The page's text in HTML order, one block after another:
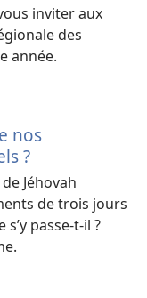
inviter aux
des
année.
nos
?
Jéhovah
de trois jours
passe-​t-​il ?